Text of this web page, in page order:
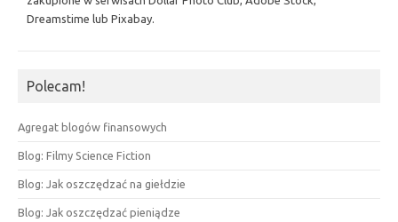
Dreamstime lub Pixabay.
Polecam!
Agregat blogów finansowych
Blog: Filmy Science Fiction
Blog: Jak oszczędzać na giełdzie
Blog: Jak oszczędzać pieniądze